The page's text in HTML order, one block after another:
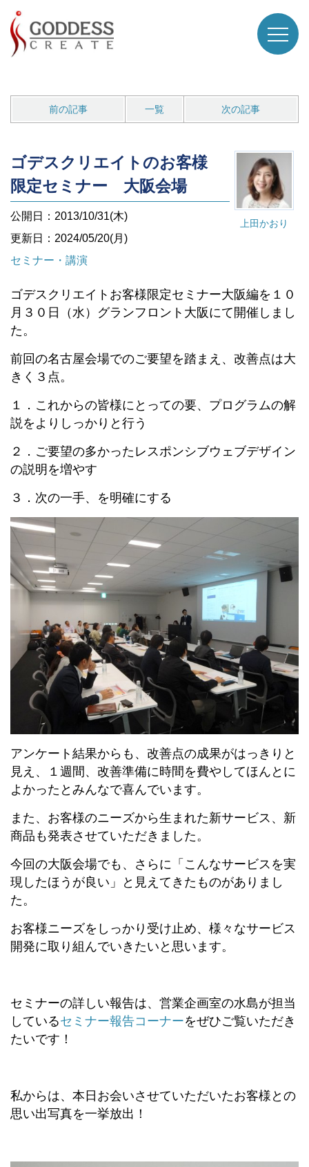
前の記事 一覧 次の記事
上田かおり
ゴデスクリエイトのお客様
限定セミナー 大阪会場
公開日：2013/10/31(木)
更新日：2024/05/20(月)
セミナー・講演
ゴデスクリエイトお客様限定セミナー大阪編を１０
月３０日（水）グランフロント大阪にて開催しまし
た。
前回の名古屋会場でのご要望を踏まえ、改善点は大
きく３点。
１．これからの皆様にとっての要、プログラムの解
説をよりしっかりと行う
２．ご要望の多かったレスポンシブウェブデザイン
の説明を増やす
３．次の一手、を明確にする
アンケート結果からも、改善点の成果がはっきりと
見え、１週間、改善準備に時間を費やしてほんとに
よかったとみんなで喜んでいます。
また、お客様のニーズから生まれた新サービス、新
商品も発表させていただきました。
今回の大阪会場でも、さらに「こんなサービスを実
現したほうが良い」と見えてきたものがありまし
た。
お客様ニーズをしっかり受け止め、様々なサービス
開発に取り組んでいきたいと思います。
セミナーの詳しい報告は、営業企画室の水島が担当
しているセミナー報告コーナーをぜひご覧いただき
たいです！
私からは、本日お会いさせていただいたお客様との
思い出写真を一挙放出！